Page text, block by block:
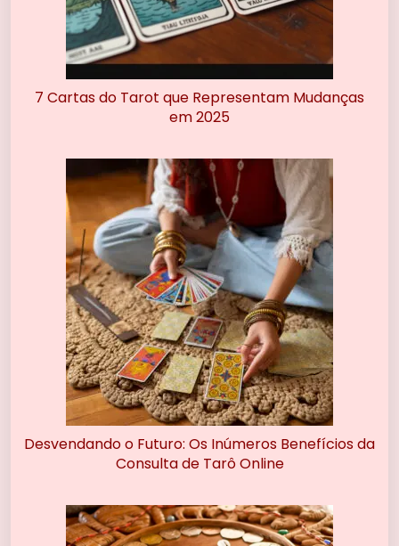
7 Cartas do Tarot que Representam Mudanças
em 2025
Desvendando o Futuro: Os Inúmeros Benefícios da
Consulta de Tarô Online